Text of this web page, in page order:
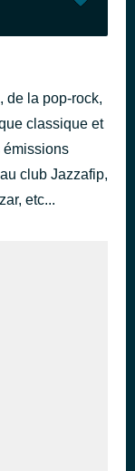
de la pop-rock,
classique et
émissions
club Jazzafip,
etc...